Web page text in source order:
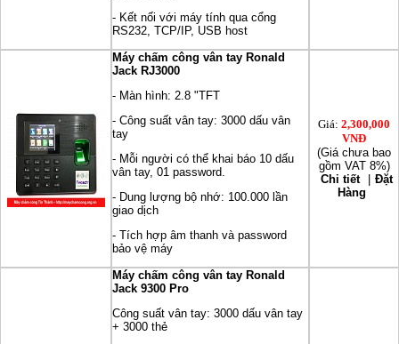
- Kết nối với máy tính qua cổng
RS232, TCP/IP, USB host
Máy chấm công vân tay Ronald
Jack RJ3000
- Màn hình: 2.8 "TFT
- Công suất vân tay: 3000 dấu vân
tay
- Mỗi người có thể khai báo 10 dấu
vân tay, 01 password.
- Dung lượng bộ nhớ: 100.000 lần
giao dịch
- Tích hợp âm thanh và password
bảo vệ máy
Giá: 2,300,000
VNĐ
(Giá chưa bao
gồm VAT 8%)
Chi tiết
Đặt
Hàng
Máy chấm công vân tay Ronald
Jack 9300 Pro
Công suất vân tay: 3000 dấu vân tay
+ 3000 thẻ